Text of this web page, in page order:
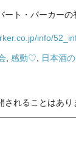
ート・パーカー
info/
感動♡ 日本酒
れることはあり